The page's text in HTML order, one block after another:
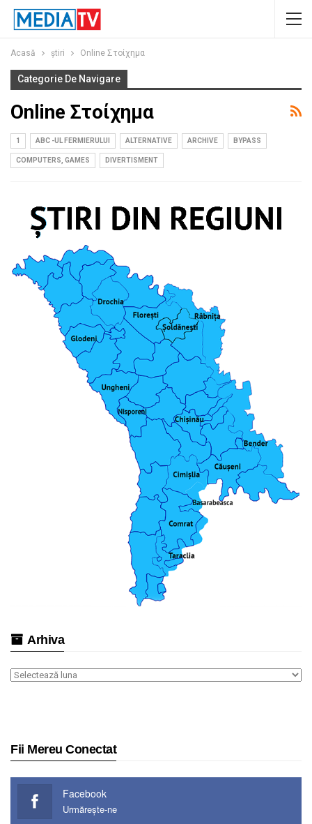
Acasă ştiri Online Στοίχημα
Categorie De Navigare
Online Στοίχημα
1 ABC -UL FERMIERULUI ALTERNATIVE ARCHIVE BYPASS
COMPUTERS, GAMES DIVERTISMENT
Arhiva
Arhiva
Fii Mereu Conectat
Facebook
Urmărește-ne